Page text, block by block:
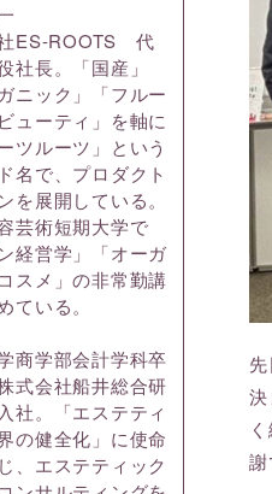
謝
ES-ROOTS 代
社長。「国産」
ニック」「フルー
ューティ」を軸に
ツルーツ」という
名で、プロダクト
を展開している。
芸術短期大学で
経営学」「オーガ
スメ」の非常勤講
ている。
商学部会計学科卒
式会社船井総合研
社。「エステティ
の健全化」に使命
、エステティック